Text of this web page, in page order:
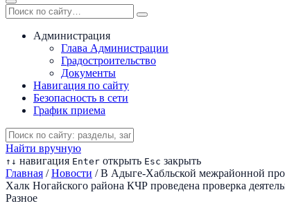
Администрация
Глава Администрации
Градостроительство
Документы
Навигация по сайту
Безопасность в сети
График приема
Найти вручную
↑ ↓ навигация Enter открыть Esc закрыть
Главная / Новости / В Адыге-Хабльской межрайонной
Халк Ногайского района КЧР проведена проверка
Разное